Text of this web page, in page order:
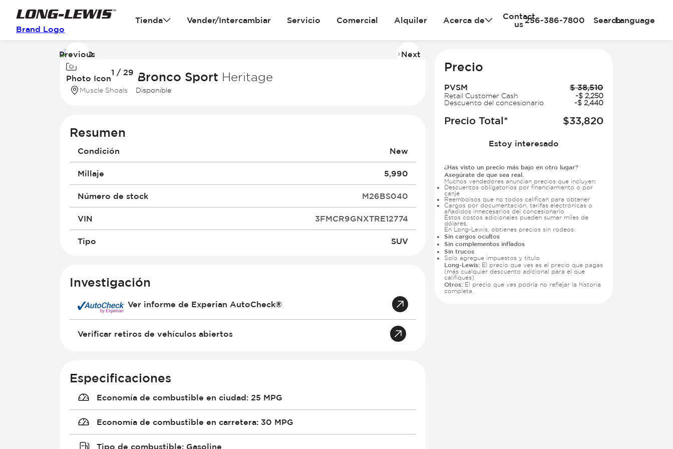
Brand Logo
Tienda Vender/Intercambiar Servicio Comercial Alquiler Acerca de
Contact
us256-386-7800 SearchLanguage
Image
of
Image
Photo Icon
1 / 29
Previous Next
2026 Ford Bronco Sport Heritage
Muscle Shoals Disponible
Precio
PVSM $ 38,510
Retail Customer Cash -$ 2,250
Descuento del concesionario
-$ 2,440
Precio Total* $33,820
Estoy interesado
¿Has visto un precio más bajo en otro lugar?
Asegúrate de que sea real.
Muchos vendedores anuncian precios que incluyen:
Descuentos obligatorios por financiamiento o por
canje
Reembolsos que no todos califican para obtener
Cargos por documentación, tarifas electrónicas o
añadidos innecesarios del concesionario
Estos costos adicionales pueden sumar miles de
dólares.
En Long-Lewis, obtienes precios sin rodeos:
Sin cargos ocultos
Sin complementos inflados
Sin trucos
Solo agregue impuestos y título
Long-Lewis: El precio que ves es el precio que pagas
(más cualquier descuento adicional para el que
califiques)
Otros: El precio que ves podría no reflejar la historia
completa.
Resumen
Condición New
Millaje 5,990
Número de stock M26BS040
VIN 3FMCR9GNXTRE12774
Tipo SUV
Investigación
Ver informe de Experian AutoCheck®
Verificar retiros de vehículos abiertos
Especificaciones
Economía de combustible en ciudad: 25 MPG
Economía de combustible en carretera: 30 MPG
Tipo de combustible: Gasoline